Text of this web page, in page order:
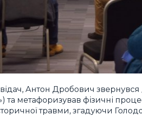
Антон Дробович звернувся
та метафоризував фізичні
травми, згадуючи